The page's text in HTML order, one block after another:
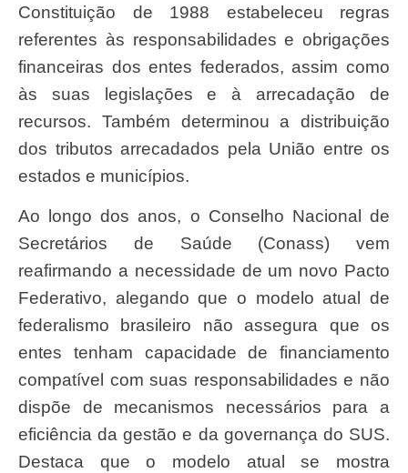
Constituição de 1988 estabeleceu regras
referentes às responsabilidades e obrigações
financeiras dos entes federados, assim como
às suas legislações e à arrecadação de
recursos. Também determinou a distribuição
dos tributos arrecadados pela União entre os
estados e municípios.
Ao longo dos anos, o Conselho Nacional de
Secretários de Saúde (Conass) vem
reafirmando a necessidade de um novo Pacto
Federativo, alegando que o modelo atual de
federalismo brasileiro não assegura que os
entes tenham capacidade de financiamento
compatível com suas responsabilidades e não
dispõe de mecanismos necessários para a
eficiência da gestão e da governança do SUS.
Destaca que o modelo atual se mostra